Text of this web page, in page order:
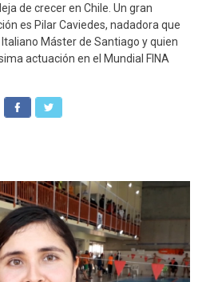
de crecer en Chile. Un gran
es Pilar Caviedes, nadadora que
Máster de Santiago y quien
actuación en el Mundial FINA